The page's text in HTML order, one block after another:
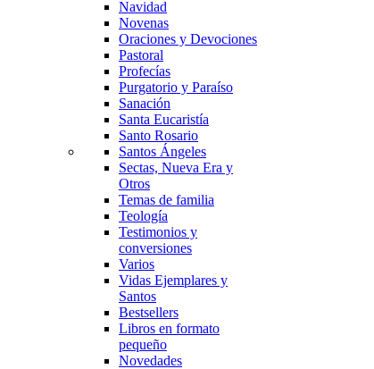
Navidad
Novenas
Oraciones y Devociones
Pastoral
Profecías
Purgatorio y Paraíso
Sanación
Santa Eucaristía
Santo Rosario
Santos Ángeles
Sectas, Nueva Era y
Otros
Temas de familia
Teología
Testimonios y
conversiones
Varios
Vidas Ejemplares y
Santos
Bestsellers
Libros en formato
pequeño
Novedades